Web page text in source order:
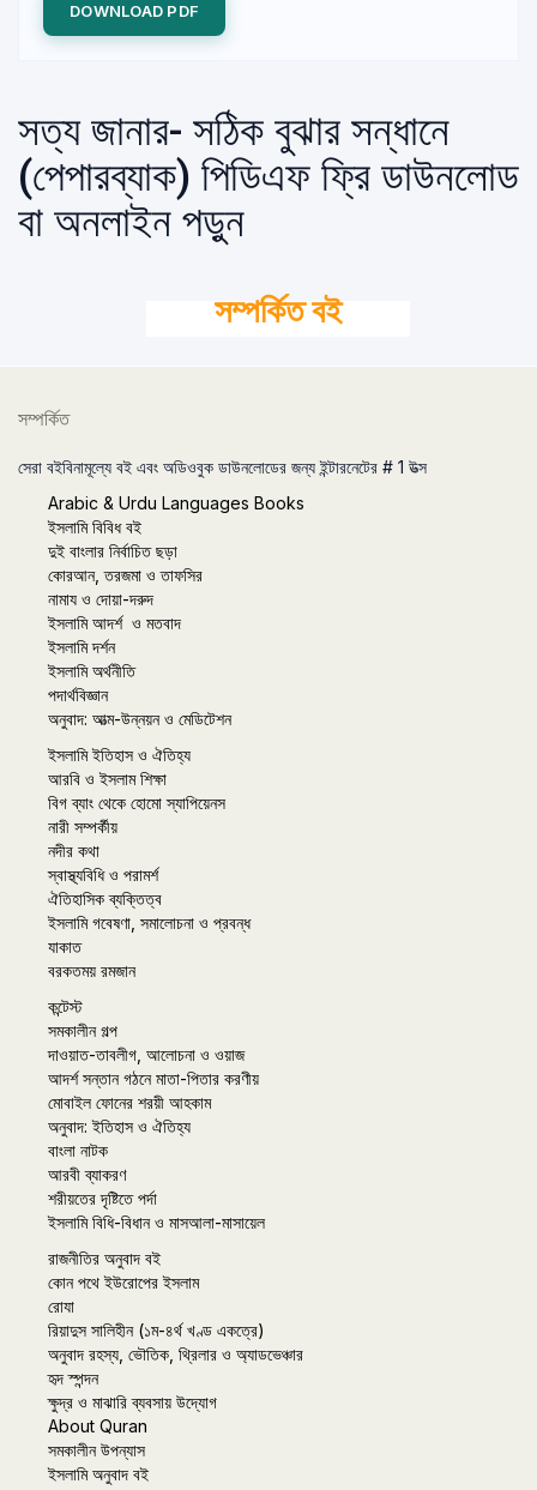
DOWNLOAD PDF
সত্য জানার- সঠিক বুঝার সন্ধানে
(পেপারব্যাক) পিডিএফ ফ্রি ডাউনলোড
বা অনলাইন পড়ুন
সম্পর্কিত বই
সম্পর্কিত
সেরা বইবিনামূল্যে বই এবং অডিওবুক ডাউনলোডের জন্য ইন্টারনেটের # 1 উত্স
Arabic & Urdu Languages Books
ইসলামি বিবিধ বই
দুই বাংলার নির্বাচিত ছড়া
কোরআন, তরজমা ও তাফসির
নামায ও দোয়া-দরুদ
ইসলামি আদর্শ ও মতবাদ
ইসলামি দর্শন
ইসলামি অর্থনীতি
পদার্থবিজ্ঞান
অনুবাদ: আত্ম-উন্নয়ন ও মেডিটেশন
ইসলামি ইতিহাস ও ঐতিহ্য
আরবি ও ইসলাম শিক্ষা
বিগ ব্যাং থেকে হোমো স্যাপিয়েনস
নারী সম্পর্কীয়
নদীর কথা
স্বাস্থ্যবিধি ও পরামর্শ
ঐতিহাসিক ব্যক্তিত্ব
ইসলামি গবেষণা, সমালোচনা ও প্রবন্ধ
যাকাত
বরকতময় রমজান
কন্টেস্ট
সমকালীন গল্প
দাওয়াত-তাবলীগ, আলোচনা ও ওয়াজ
আদর্শ সন্তান গঠনে মাতা-পিতার করণীয়
মোবাইল ফোনের শরয়ী আহকাম
অনুবাদ: ইতিহাস ও ঐতিহ্য
বাংলা নাটক
আরবী ব্যাকরণ
শরীয়তের দৃষ্টিতে পর্দা
ইসলামি বিধি-বিধান ও মাসআলা-মাসায়েল
রাজনীতির অনুবাদ বই
কোন পথে ইউরোপের ইসলাম
রোযা
রিয়াদুস সালিহীন (১ম-৪র্থ খণ্ড একত্রে)
অনুবাদ রহস্য, ভৌতিক, থ্রিলার ও অ্যাডভেঞ্চার
হৃদ স্পন্দন
ক্ষুদ্র ও মাঝারি ব্যবসায় উদ্যোগ
About Quran
সমকালীন উপন্যাস
ইসলামি অনুবাদ বই